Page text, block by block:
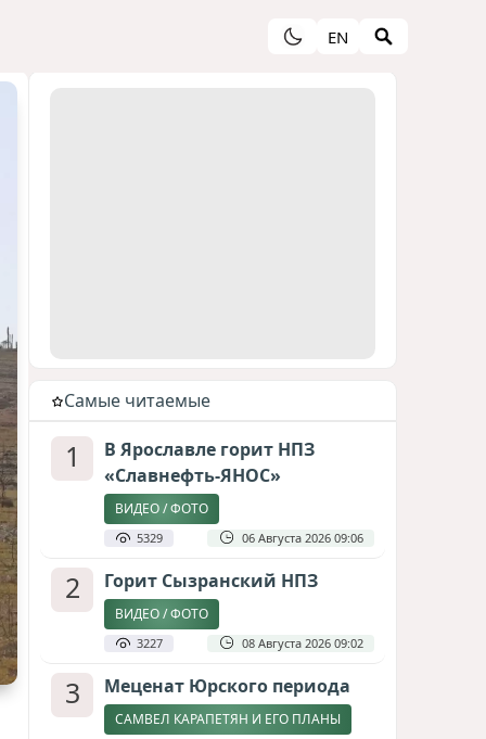
EN
Cамые читаемые
1
В Ярославле горит НПЗ
«Славнефть-ЯНОС»
ВИДЕО / ФОТО
5329 06 Августа 2026 09:06
2 Горит Сызранский НПЗ
ВИДЕО / ФОТО
3227 08 Августа 2026 09:02
3 Меценат Юрского периода
САМВЕЛ КАРАПЕТЯН И ЕГО ПЛАНЫ